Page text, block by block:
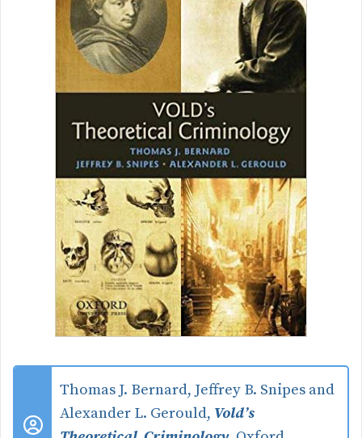
Thomas J. Bernard, Jeffrey B. Snipes and
Alexander L. Gerould, Vold’s